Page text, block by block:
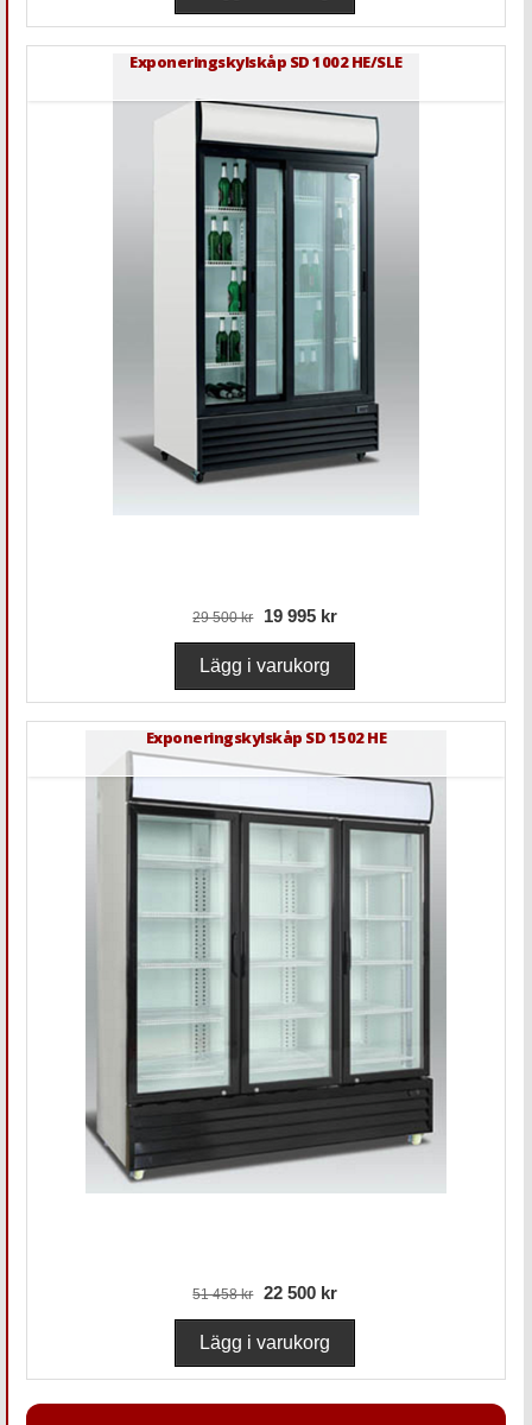
Exponeringskylskåp SD 1002 HE/SLE
29 500 kr 19 995 kr
Exponeringskylskåp SD 1502 HE
51 458 kr 22 500 kr